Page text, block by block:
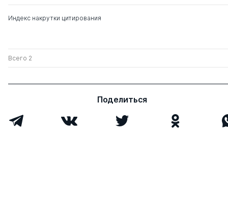
Индекс накрутки цитирования
Всего 2
Поделиться